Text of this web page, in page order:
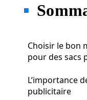
Choisir le bon
pour des sacs
L’importance
publicitaire